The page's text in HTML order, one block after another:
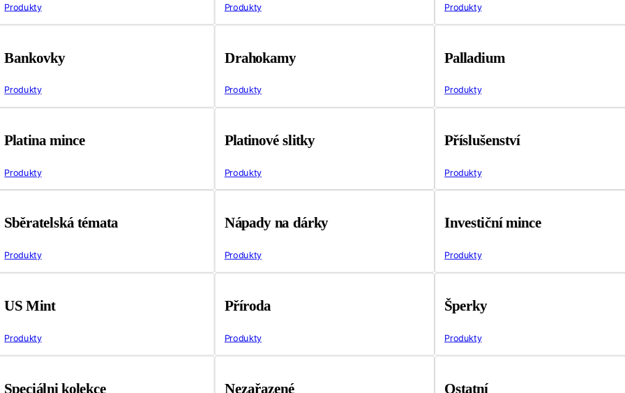
Produkty Produkty Produkty
Bankovky
Produkty
Drahokamy
Produkty
Palladium
Produkty
Platina mince
Produkty
Platinové slitky
Produkty
Příslušenství
Produkty
Sběratelská témata
Produkty
Nápady na dárky
Produkty
Investiční mince
Produkty
US Mint
Produkty
Příroda
Produkty
Šperky
Produkty
Speciálni kolekce Nezařazené Ostatní